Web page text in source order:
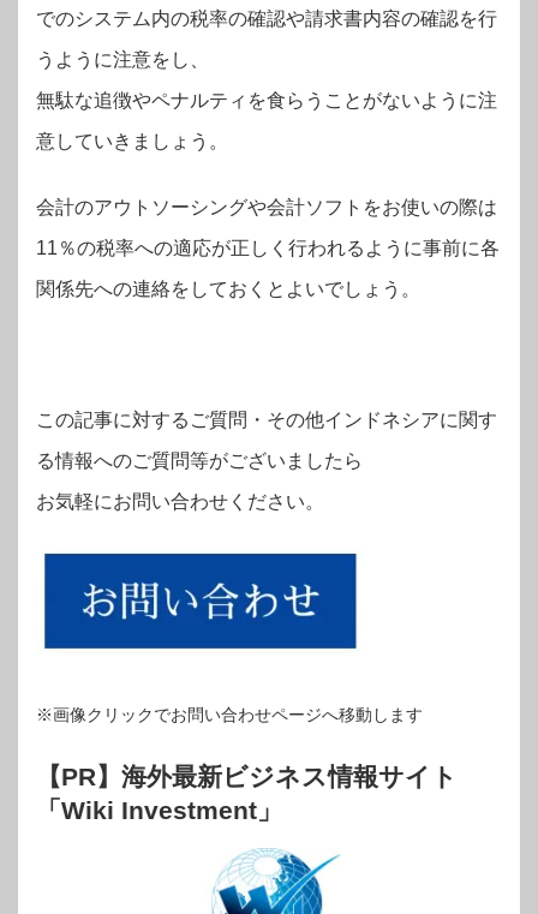
でのシステム内の税率の確認や請求書内容の確認を行
うように注意をし、
無駄な追徴やペナルティを食らうことがないように注
意していきましょう。
会計のアウトソーシングや会計ソフトをお使いの際は
11％の税率への適応が正しく行われるように事前に各
関係先への連絡をしておくとよいでしょう。
この記事に対するご質問・その他インドネシアに関す
る情報へのご質問等がございましたら
お気軽にお問い合わせください。
※画像クリックでお問い合わせページへ移動します
【PR】海外最新ビジネス情報サイト
「Wiki Investment」